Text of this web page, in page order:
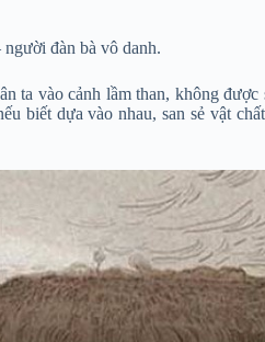
đàn bà vô danh.
ta vào cảnh lầm than, không
biết dựa vào nhau, san sẻ vật